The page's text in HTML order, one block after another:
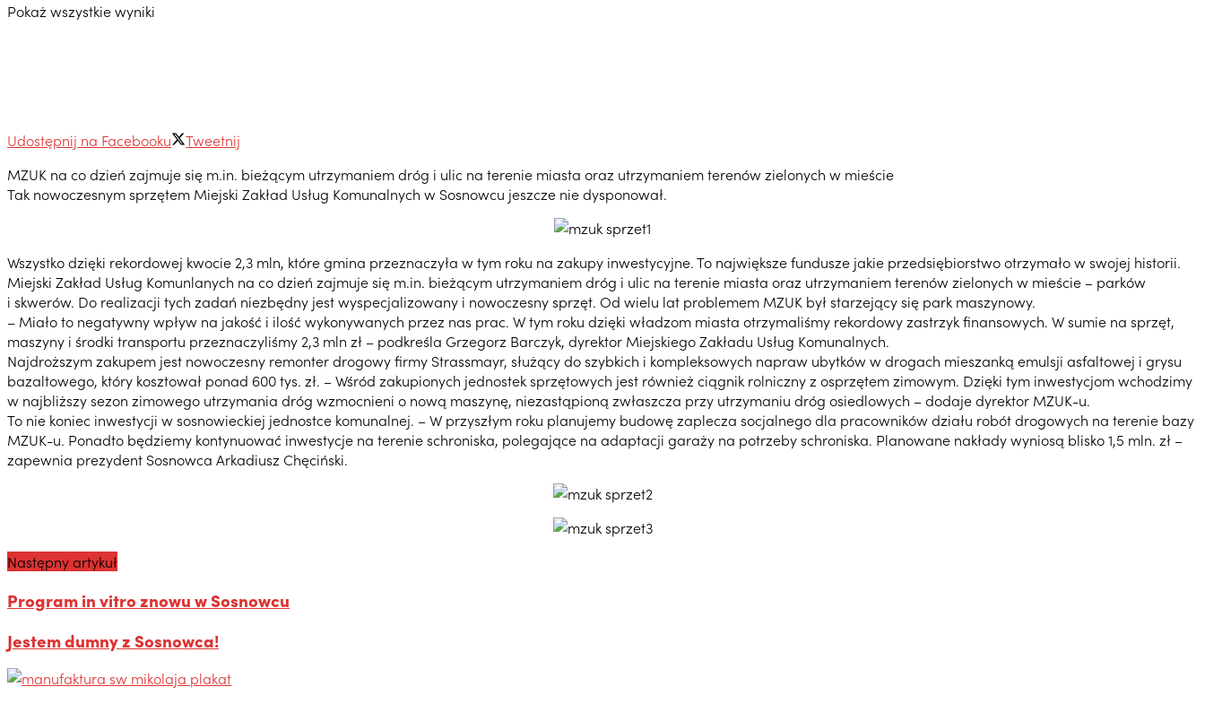
Pokaż wszystkie wyniki
Udostępnij na Facebooku
Tweetnij
MZUK na co dzień zajmuje się m.in. bieżącym utrzymaniem dróg i ulic na terenie miasta oraz utrzymaniem terenów zielonych w mieście
Tak nowoczesnym sprzętem Miejski Zakład Usług Komunalnych w Sosnowcu jeszcze nie dysponował.
Wszystko dzięki rekordowej kwocie 2,3 mln, które gmina przeznaczyła w tym roku na zakupy inwestycyjne. To największe fundusze jakie przedsiębiorstwo otrzymało w swojej historii.
Miejski Zakład Usług Komunlanych na co dzień zajmuje się m.in. bieżącym utrzymaniem dróg i ulic na terenie miasta oraz utrzymaniem terenów zielonych w mieście – parków
i skwerów. Do realizacji tych zadań niezbędny jest wyspecjalizowany i nowoczesny sprzęt. Od wielu lat problemem MZUK był starzejący się park maszynowy.
– Miało to negatywny wpływ na jakość i ilość wykonywanych przez nas prac. W tym roku dzięki władzom miasta otrzymaliśmy rekordowy zastrzyk finansowych. W sumie na sprzęt,
maszyny i środki transportu przeznaczyliśmy 2,3 mln zł – podkreśla Grzegorz Barczyk, dyrektor Miejskiego Zakładu Usług Komunalnych.
Najdroższym zakupem jest nowoczesny remonter drogowy firmy Strassmayr, służący do szybkich i kompleksowych napraw ubytków w drogach mieszanką emulsji asfaltowej i grysu
bazaltowego, który kosztował ponad 600 tys. zł. – Wśród zakupionych jednostek sprzętowych jest również ciągnik rolniczny z osprzętem zimowym. Dzięki tym inwestycjom wchodzimy
w najbliższy sezon zimowego utrzymania dróg wzmocnieni o nową maszynę, niezastąpioną zwłaszcza przy utrzymaniu dróg osiedlowych – dodaje dyrektor MZUK-u.
To nie koniec inwestycji w sosnowieckiej jednostce komunalnej. – W przyszłym roku planujemy budowę zaplecza socjalnego dla pracowników działu robót drogowych na terenie bazy
MZUK-u. Ponadto będziemy kontynuować inwestycje na terenie schroniska, polegające na adaptacji garaży na potrzeby schroniska. Planowane nakłady wyniosą blisko 1,5 mln. zł –
zapewnia prezydent Sosnowca Arkadiusz Chęciński.
Następny artykuł
Program in vitro znowu w Sosnowcu
Jestem dumny z Sosnowca!